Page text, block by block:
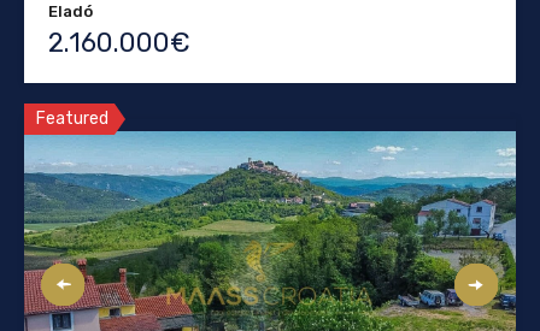
Eladó
2.160.000€
Featured